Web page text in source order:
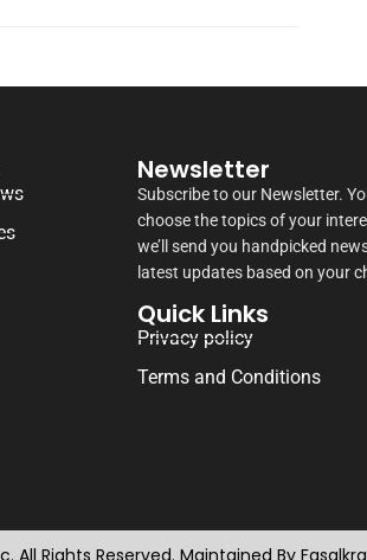
Newsletter
Subscribe to our Newsletter.
choose the topics of your
we’ll send you handpicked
latest updates based on your
Quick Links
Privacy policy
Terms and Conditions
All Rights Reserved. Maintained By